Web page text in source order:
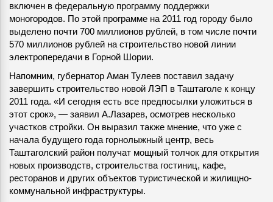
включен в федеральную программу поддержки
моногородов. По этой программе на 2011 год городу было
выделено почти 700 миллионов рублей, в том числе почти
570 миллионов рублей на строительство новой линии
электропередачи в Горной Шории.
Напомним, губернатор Аман Тулеев поставил задачу
завершить строительство новой ЛЭП в Таштаголе к концу
2011 года. «И сегодня есть все предпосылки уложиться в
этот срок», — заявил А.Лазарев, осмотрев несколько
участков стройки. Он выразил также мнение, что уже с
начала будущего года горнолыжный центр, весь
Таштаголский район получат мощный толчок для открытия
новых производств, строительства гостиниц, кафе,
ресторанов и других объектов туристической и жилищно-
коммунальной инфраструктуры.